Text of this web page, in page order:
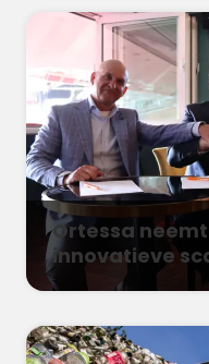
Ortessa
innovatieve